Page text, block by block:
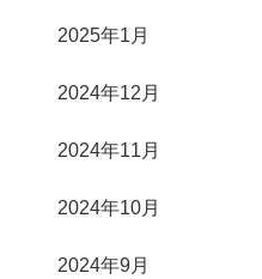
2025年1月
2024年12月
2024年11月
2024年10月
2024年9月